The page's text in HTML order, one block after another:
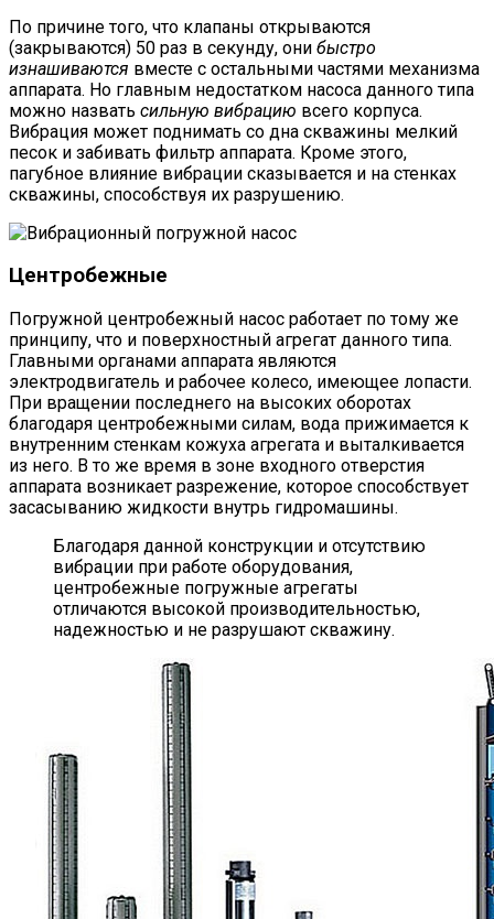
По причине того, что клапаны открываются
(закрываются) 50 раз в секунду, они быстро
изнашиваются вместе с остальными частями механизма
аппарата. Но главным недостатком насоса данного типа
можно назвать сильную вибрацию всего корпуса.
Вибрация может поднимать со дна скважины мелкий
песок и забивать фильтр аппарата. Кроме этого,
пагубное влияние вибрации сказывается и на стенках
скважины, способствуя их разрушению.
Центробежные
Погружной центробежный насос работает по тому же
принципу, что и поверхностный агрегат данного типа.
Главными органами аппарата являются
электродвигатель и рабочее колесо, имеющее лопасти.
При вращении последнего на высоких оборотах
благодаря центробежными силам, вода прижимается к
внутренним стенкам кожуха агрегата и выталкивается
из него. В то же время в зоне входного отверстия
аппарата возникает разрежение, которое способствует
засасыванию жидкости внутрь гидромашины.
Благодаря данной конструкции и отсутствию
вибрации при работе оборудования,
центробежные погружные агрегаты
отличаются высокой производительностью,
надежностью и не разрушают скважину.